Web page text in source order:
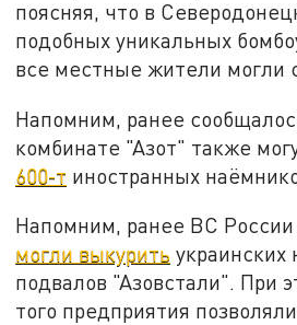
поясняя, что в
подобных уникальных
все местные жители могли
Напомним, ранее
комбинате "Азот" также
600-т иностранных
Напомним, ранее ВС России
могли выкурить украинских
подвалов "Азовстали". При
того предприятия